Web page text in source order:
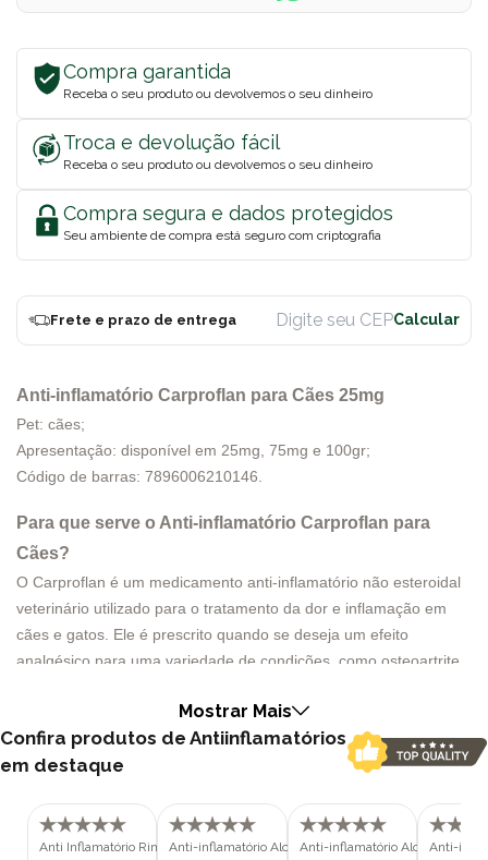
Compra garantida
Receba o seu produto ou devolvemos o seu dinheiro
Troca e devolução fácil
Receba o seu produto ou devolvemos o seu dinheiro
Compra segura e dados protegidos
Seu ambiente de compra está seguro com criptografia
Frete e prazo de entrega
Anti-inflamatório Carproflan para Cães 25mg
Pet: cães;
Apresentação: disponível em 25mg, 75mg e 100gr;
Código de barras: 7896006210146.
Para que serve o Anti-inflamatório Carproflan para
Cães?
O Carproflan é um medicamento anti-inflamatório não esteroidal
veterinário utilizado para o tratamento da dor e inflamação em
cães e gatos. Ele é prescrito quando se deseja um efeito
analgésico para uma variedade de condições, como osteoartrite,
causam inflamação e desconforto nos animais de estimação.
Contraindicações
histórico de problemas gastrointestinais que envolvam
sangramento, doenças renais, no coração, no fígado ou na
Mostrar Mais
Confira produtos de Antiinflamatórios
em destaque
Anti Inflamatório Rimadyl para CãesAnti-inflamatório Alcort 20mg paraAnti-inflamatório Alcort 5mg
Anti-